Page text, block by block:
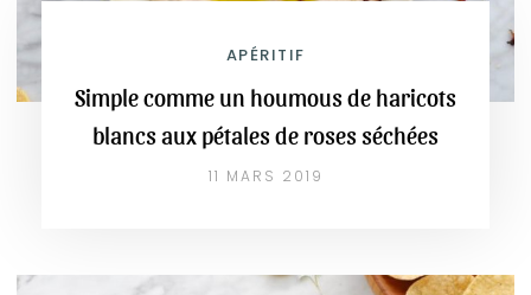
APÉRITIF
Simple comme un houmous de haricots
blancs aux pétales de roses séchées
11 MARS 2019